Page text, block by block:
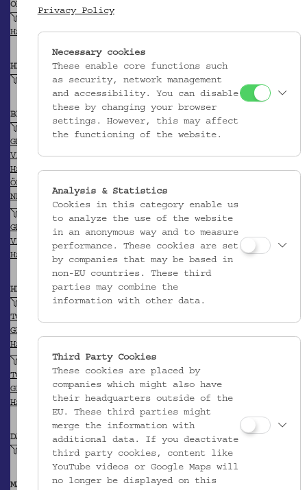
OBJEKTKLASSE
HSA-Thesaurus
HERSTELLER/IN
Unbekannt
BEITRAGENDE/R
Andrian-Werburg, Ferdinand von
GND
VIAF
HSA-Thesaurus
ÖBL
NDB/ADB
Universitätsbibliothek Graz
GND
VIAF
HSA-Thesaurus
HERKUNFT
Alpes-Maritimes (Département)
TGN
GEONAMES
HSA-Thesaurus
TGN
GEONAMES
HSA-Thesaurus
DATIERUNG
2. Hälfte 19. Jh.
MATERIAL
Privacy Policy
Necessary cookies
These enable core functions such
as security, network management
and accessibility. You can disable
these by changing your browser
settings. However, this may affect
the functioning of the website.
Analysis & Statistics
Cookies in this category enable us
to analyze the use of the website
in an anonymous way and to measure
performance. These cookies are set
by companies that may be based in
non-EU countries. These third
parties may combine the
information with other data.
Third Party Cookies
These cookies are placed by
companies which might also have
their headquarters outside of the
EU. These third parties might
merge the information with
additional data. If you deactivate
third party cookies, content like
YouTube videos or Google Maps will
no longer be displayed on this